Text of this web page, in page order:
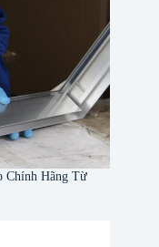
Chính Hãng Từ